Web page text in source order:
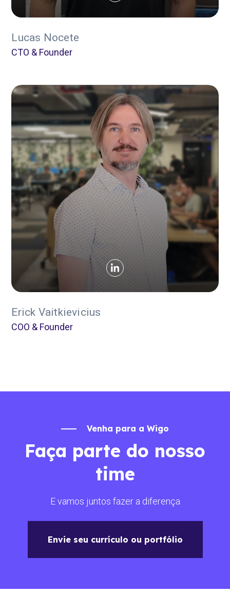
Lucas Nocete
CTO & Founder
Erick Vaitkievicius
COO & Founder
Venha para a Wigo
Faça parte do nosso
time
E vamos juntos fazer a diferença
Envie seu currículo ou portfólio